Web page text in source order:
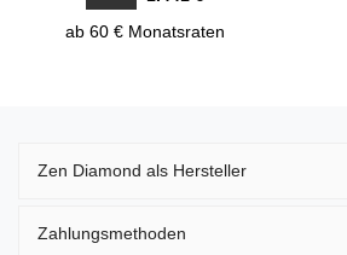
ab 60 € Monatsraten
Zen Diamond als Hersteller
Zahlungsmethoden